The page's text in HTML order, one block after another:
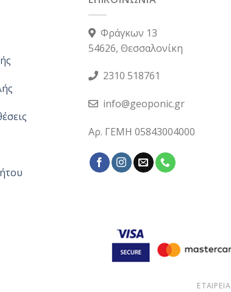
Φράγκων 13
54626, Θεσσαλονίκη
2310 518761
info@geoponic.gr
Αρ. ΓΕΜΗ 05843004000
ΕΤΑΙΡΕΙΑ